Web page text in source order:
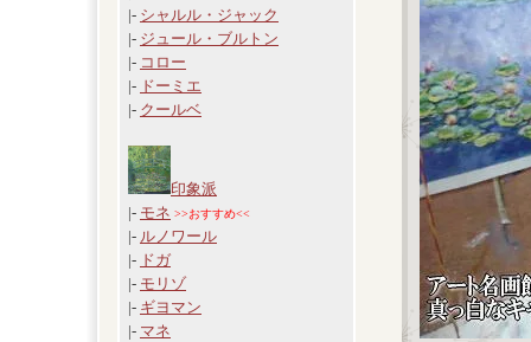
|- シャルル・ジャック
|- ジュール・ブルトン
|- コロー
|- ドーミエ
|- クールベ
印象派
|- モネ >>おすすめ<<
|- ルノワール
|- ドガ
|- モリゾ
|- ギヨマン
|- マネ